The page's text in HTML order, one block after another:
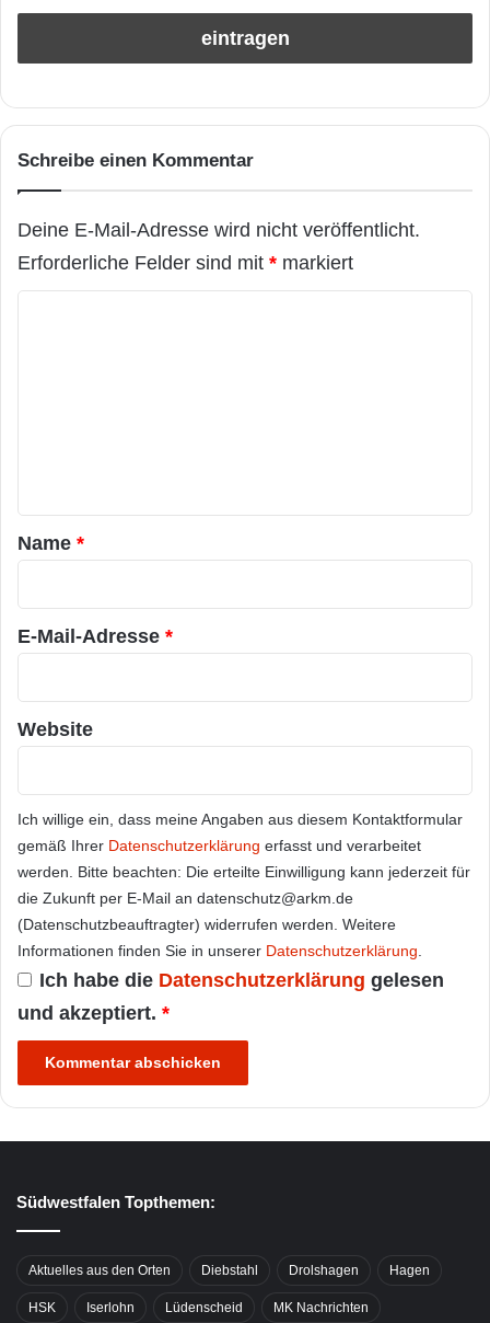
Schreibe einen Kommentar
Deine E-Mail-Adresse wird nicht veröffentlicht.
Erforderliche Felder sind mit * markiert
a
r
*
Name *
E-Mail-Adresse *
Website
Ich willige ein, dass meine Angaben aus diesem Kontaktformular
gemäß Ihrer Datenschutzerklärung erfasst und verarbeitet
werden. Bitte beachten: Die erteilte Einwilligung kann jederzeit für
die Zukunft per E-Mail an datenschutz@arkm.de
(Datenschutzbeauftragter) widerrufen werden. Weitere
Informationen finden Sie in unserer Datenschutzerklärung
Ich habe die Datenschutzerklärung gelesen
und akzeptiert. *
Südwestfalen Topthemen:
Aktuelles aus den Orten Diebstahl Drolshagen Hagen
HSK Iserlohn Lüdenscheid MK Nachrichten